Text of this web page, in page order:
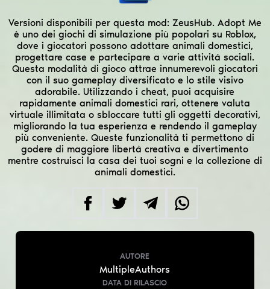
Versioni disponibili per questa mod: ZeusHub. Adopt Me
è uno dei giochi di simulazione più popolari su Roblox,
dove i giocatori possono adottare animali domestici,
progettare case e partecipare a varie attività sociali.
Questa modalità di gioco attrae innumerevoli giocatori
con il suo gameplay diversificato e lo stile visivo
adorabile. Utilizzando i cheat, puoi acquisire
rapidamente animali domestici rari, ottenere valuta
virtuale illimitata o sbloccare tutti gli oggetti decorativi,
migliorando la tua esperienza e rendendo il gameplay
più conveniente. Queste funzionalità ti permettono di
godere di maggiore libertà creativa e divertimento
mentre costruisci la casa dei tuoi sogni e la collezione di
animali domestici.
AUTORE
MultipleAuthors
DATA DI RILASCIO